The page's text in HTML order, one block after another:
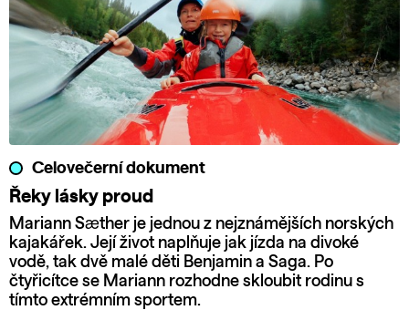
Celovečerní dokument
Řeky lásky proud
Mariann Sæther je jednou z nejznámějších norských
kajakářek. Její život naplňuje jak jízda na divoké
vodě, tak dvě malé děti Benjamin a Saga. Po
čtyřicítce se Mariann rozhodne skloubit rodinu s
tímto extrémním sportem.